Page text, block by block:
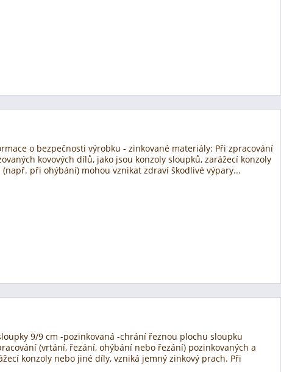
o bezpečnosti výrobku - zinkované materiály: Při zpracování
kovových dílů, jako jsou konzoly sloupků, zarážecí konzoly
při ohýbání) mohou vznikat zdraví škodlivé výpary...
9/9 cm -pozinkovaná -chrání řeznou plochu sloupku
(vrtání, řezání, ohýbání nebo řezání) pozinkovaných a
konzoly nebo jiné díly, vzniká jemný zinkový prach. Při